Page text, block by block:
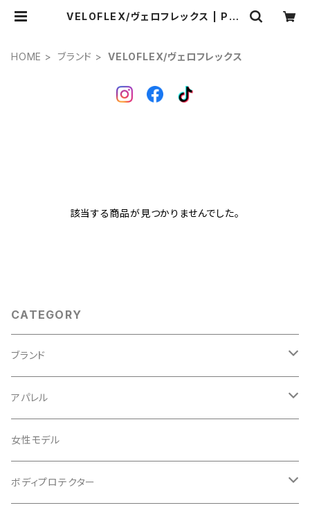
VELOFLEX/ヴェロフレックス | Pon
HOME ブランド VELOFLEX/ヴェロフレックス
該当する商品が見つかりませんでした。
CATEGORY
ブランド
ABUS/アブス
ADEPT/アデプト
AENOMALY/アエノマリー
アパレル
Tシャツ
ジャージ
女性モデル
ボディプロテクター